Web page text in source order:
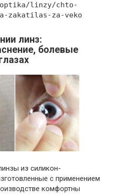
linzy/chto-
zakatilas-za-veko
линз:
болевые
из силикон-
с применением
комфортны